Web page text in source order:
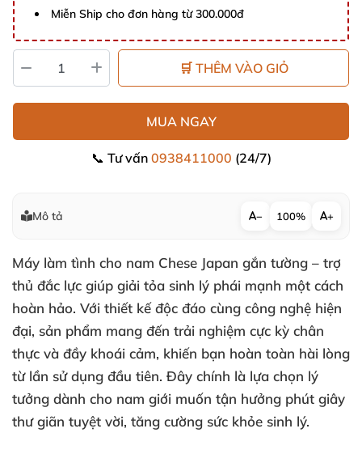
Miễn Ship cho đơn hàng từ 300.000đ
🛒 THÊM VÀO GIỎ
MUA NGAY
📞 Tư vấn 0938411000 (24/7)
Mô tả − 100% +
Máy làm tình cho nam Chese Japan gắn tường – trợ
thủ đắc lực giúp giải tỏa sinh lý phái mạnh một cách
hoàn hảo. Với thiết kế độc đáo cùng công nghệ hiện
đại, sản phẩm mang đến trải nghiệm cực kỳ chân
thực và đầy khoái cảm, khiến bạn hoàn toàn hài lòng
từ lần sử dụng đầu tiên. Đây chính là lựa chọn lý
tưởng dành cho nam giới muốn tận hưởng phút giây
thư giãn tuyệt vời, tăng cường sức khỏe sinh lý.